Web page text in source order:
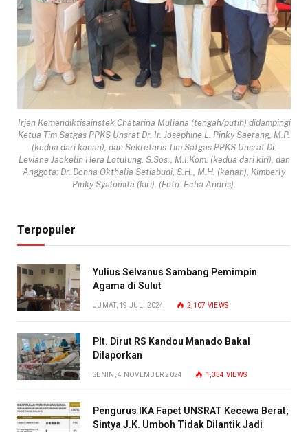
Irjen Kemendiktisainstek Chatarina Muliana (tengah/putih) didampingi
Ketua Tim Satgas PPKS Unsrat Dr. Ir. Josephine L. Pinky Saerang, M.P.
(kedua dari kanan), dan Sekretaris Tim Satgas PPKS Unsrat Dr.
Leviane Jackelin Hera Lotulung, S.Sos., M.I.Kom. (kedua dari kiri), dan
Anggota: Dr. Donna Okthalia Setiabudi, S.H., M.H. (kanan), Kimberly
Pinky Syalomita (kiri). (Foto: Echa Andris).
Terpopuler
Yulius Selvanus Sambang Pemimpin
Agama di Sulut
JUMAT, 19 JULI 2024 2,107 VIEWS
Plt. Dirut RS Kandou Manado Bakal
Dilaporkan
SENIN, 4 NOVEMBER 2024 1,354 VIEWS
Pengurus IKA Fapet UNSRAT Kecewa Berat;
Sintya J.K. Umboh Tidak Dilantik Jadi